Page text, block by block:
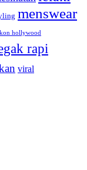
menswear
hollywood
rapi
viral